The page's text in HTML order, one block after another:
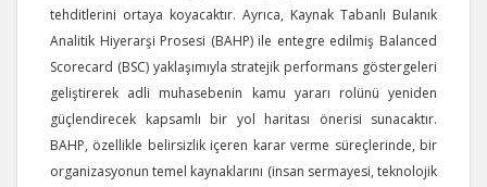
tehditlerini ortaya koyacaktır. Ayrıca, Kaynak Tabanlı Bulanık
Analitik Hiyerarşi Prosesi (BAHP) ile entegre edilmiş Balanced
Scorecard (BSC) yaklaşımıyla stratejik performans göstergeleri
geliştirerek adli muhasebenin kamu yararı rolünü yeniden
güçlendirecek kapsamlı bir yol haritası önerisi sunacaktır.
BAHP, özellikle belirsizlik içeren karar verme süreçlerinde, bir
organizasyonun temel kaynaklarını (insan sermayesi, teknolojik